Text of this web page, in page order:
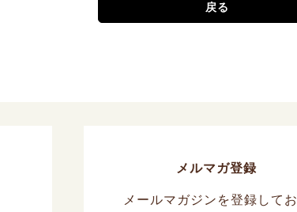
戻る
メルマガ登録
メールマガジンを登録してお